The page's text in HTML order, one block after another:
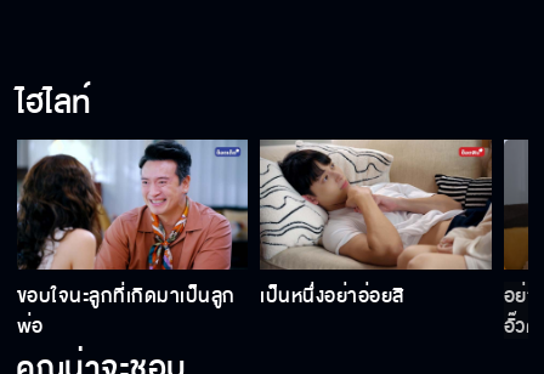
ไฮไลท์
ขอบใจนะลูกที่เกิดมาเป็นลูก
พ่อ
เป็นหนึ่งอย่าอ่อยสิ
อย่
อั๊ว